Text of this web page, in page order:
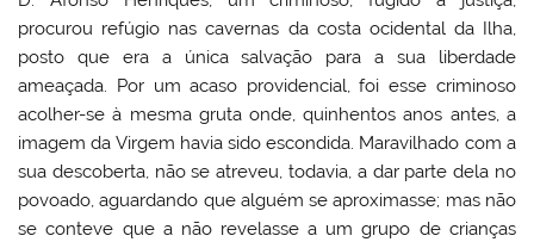
procurou refúgio nas cavernas da costa ocidental da Ilha,
posto que era a única salvação para a sua liberdade
ameaçada. Por um acaso providencial, foi esse criminoso
acolher-se à mesma gruta onde, quinhentos anos antes, a
imagem da Virgem havia sido escondida. Maravilhado com a
sua descoberta, não se atreveu, todavia, a dar parte dela no
povoado, aguardando que alguém se aproximasse; mas não
se conteve que a não revelasse a um grupo de crianças